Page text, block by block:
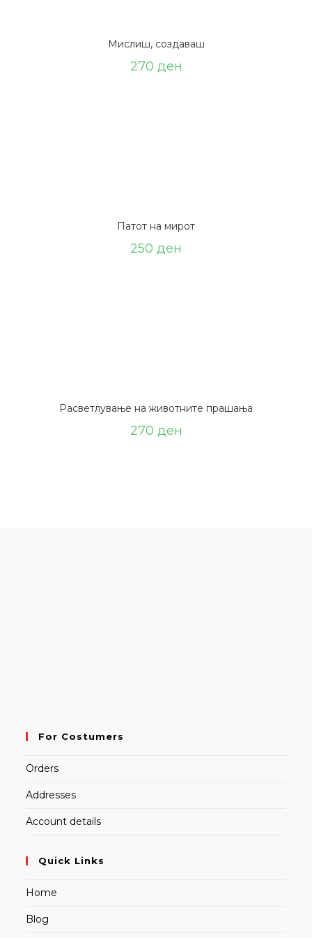
Мислиш, создаваш
270 ден
Патот на мирот
250 ден
Расветлување на животните прашања
270 ден
For Costumers
Orders
Addresses
Account details
Quick Links
Home
Blog